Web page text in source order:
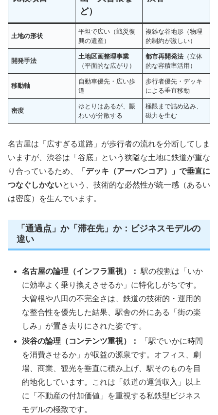
ど）
土地の形状
平坦で広い（戦災復
興の遺産）
複雑な谷地形（物理
的制約が激しい）
開発手法
土地区画整理事業
（平面的な広がり）
都市再開発法 （立体
的な容積率活用）
移動軸
自動車優先・広い歩
道
歩行者優先・デッキ
による垂直移動
密度
ゆとりはあるが、賑
わいが分散する
極限まで詰め込み、
磁力を生む
名古屋は「広すぎる道路」が歩行者の流れを分断してしま
いますが、渋谷は「谷底」という狭隘な土地に鉄道が重な
り合っているため、
「デッキ（アーバンコア）」で垂直に
つなぐしかないという、技術的な必然性が統一感（あるい
は密度）を生んでいます。
「通過点」か「滞在先」か：ビジネスモデルの
違い
名古屋の論理（インフラ重視）： 駅の役割は「いか
に効率よく乗り換えさせるか」に特化しがちです。
大曽根や八田の不完全さは、鉄道の技術的・運用的
な整合性を優先した結果、駅舎の外にある「街の楽
しみ」が置き去りにされた姿です。
渋谷の論理（コンテンツ重視）：
「駅でいかに時間
を消費させるか」が収益の源泉です。オフィス、劇
場、商業、観光を垂直に積み上げ、駅そのものを目
的地化しています。これは「鉄道の運賃収入」以上
に「不動産の付加価値」を重視する私鉄型ビジネス
モデルの極致です。